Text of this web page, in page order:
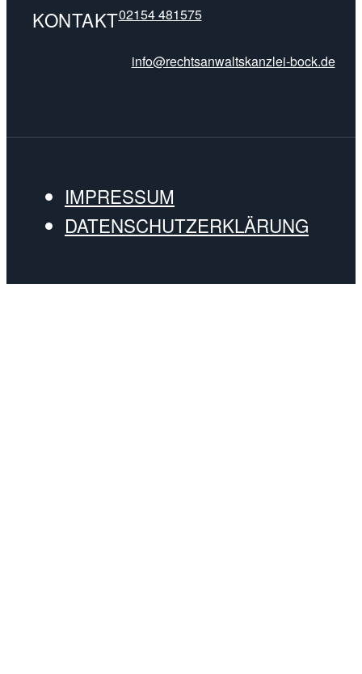
KONTAKT02154 481575
info@rechtsanwaltskanzlei-bock.de
IMPRESSUM
DATENSCHUTZERKLÄRUNG